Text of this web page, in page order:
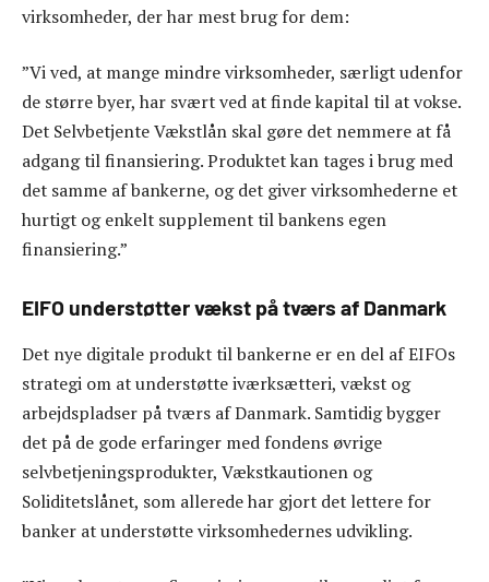
virksomheder, der har mest brug for dem:
”Vi ved, at mange mindre virksomheder, særligt udenfor
de større byer, har svært ved at finde kapital til at vokse.
Det Selvbetjente Vækstlån skal gøre det nemmere at få
adgang til finansiering. Produktet kan tages i brug med
det samme af bankerne, og det giver virksomhederne et
hurtigt og enkelt supplement til bankens egen
finansiering.”
EIFO understøtter vækst på tværs af Danmark
Det nye digitale produkt til bankerne er en del af EIFOs
strategi om at understøtte iværksætteri, vækst og
arbejdspladser på tværs af Danmark. Samtidig bygger
det på de gode erfaringer med fondens øvrige
selvbetjeningsprodukter, Vækstkautionen og
Soliditetslånet, som allerede har gjort det lettere for
banker at understøtte virksomhedernes udvikling.